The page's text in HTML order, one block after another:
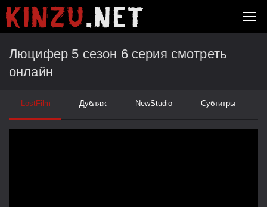
Люцифер 5 сезон 6 серия смотреть
онлайн
LostFilm Дубляж NewStudio Субтитры